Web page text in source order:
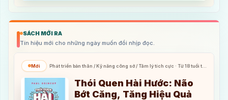
SÁCH MỚI RA
Tín hiệu mới cho những ngày muốn đổi nhịp đọc.
Mới
Phát triển bản thân / Kỹ năng công sở / Tâm lý tích cực · Từ 18 tuổi trở
Thói Quen Hài Hước: Não
Bớt Căng, Tăng Hiệu Quả